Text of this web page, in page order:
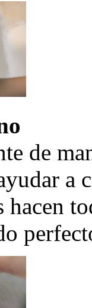
de
a
hacen